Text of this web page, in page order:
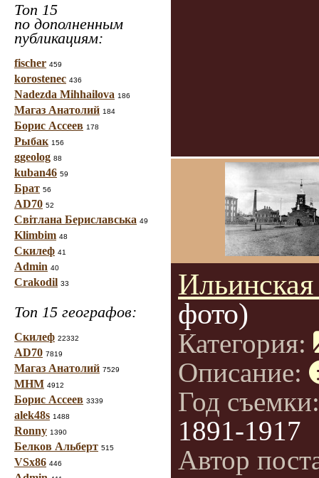
Топ 15
по дополненным
публикациям:
fischer 459
korostenec 436
Nadezda Mihhailova 186
Магаз Анатолий 184
Борис Ассеев 178
Рыбак 156
ggeolog 88
kuban46 59
Брат 56
AD70 52
Світлана Бериславська 49
Klimbim 48
Скилеф 41
Admin 40
Crakodil 33
Топ 15 географов:
Скилеф 22332
AD70 7819
Магаз Анатолий 7529
МНМ 4912
Борис Ассеев 3339
alek48s 1488
Ronny 1390
Белков Альберт 515
VSx86 446
фото)
Категория:
Описание:
Год
1891-1917
Автор